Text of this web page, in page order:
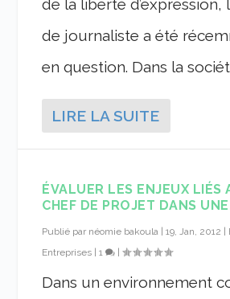
de la liberté d’expression,
de journaliste a été
en question. Dans la
LIRE LA SUITE
ÉVALUER LES ENJEUX LIÉS
CHEF DE PROJET DANS
Publié par néomie bakoula |19, Jan, 2012
Entreprises |1 |
Dans un environnement